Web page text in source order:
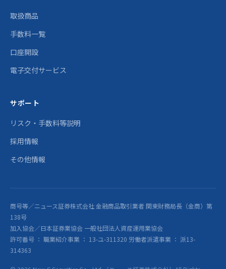
取扱商品
手数料一覧
口座開設
電子交付サービス
サポート
リスク・手数料等説明
採用情報
その他情報
商号等／ニュース証券株式会社 金融商品取引業者 関東財務局長（金商）第
138号
加入協会／日本証券業協会 一般社団法人資産運用業協会
許可番号 ： 職業紹介事業 ： 13-ユ-311320 労働者派遣事業 ： 派13-
314363